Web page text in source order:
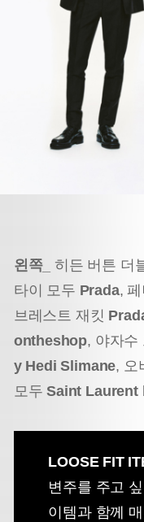
왼쪽_ 히든 버튼 더
타이 모두 Prada,
브레스트 재킷
ontheshop, 야자수
y Hedi Slimane, 오
모두Saint Laurent
LOOSE FIT
변주를 주고
이템과 함께